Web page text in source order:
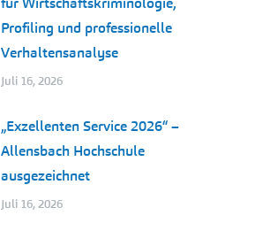
Profiling und professionelle
Verhaltensanalyse
Juli 16, 2026
„Exzellenten Service 2026“ –
Allensbach Hochschule
ausgezeichnet
Juli 16, 2026